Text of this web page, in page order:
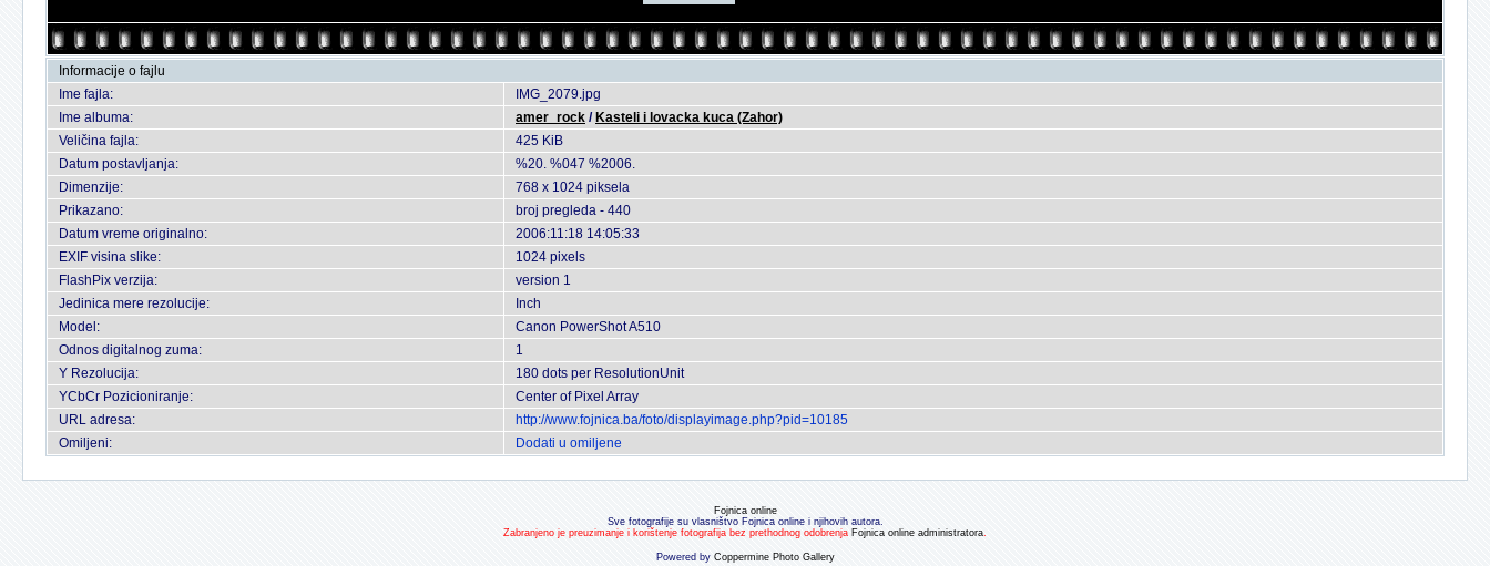
Informacije o fajlu
Ime fajla:
IMG_2079.jpg
Ime albuma:
amer_rock / Kasteli i lovacka kuca (Zahor)
Veličina fajla:
425 KiB
Datum postavljanja:
%20. %047 %2006.
Dimenzije:
768 x 1024 piksela
Prikazano:
broj pregleda - 440
Datum vreme originalno:
2006:11:18 14:05:33
EXIF visina slike:
1024 pixels
FlashPix verzija:
version 1
Jedinica mere rezolucije:
Inch
Model:
Canon PowerShot A510
Odnos digitalnog zuma:
1
Y Rezolucija:
180 dots per ResolutionUnit
YCbCr Pozicioniranje:
Center of Pixel Array
URL adresa:
http://www.fojnica.ba/foto/displayimage.php?pid=10185
Omiljeni:
Dodati u omiljene
Fojnica online
Sve fotografije su vlasništvo Fojnica online i njihovih autora.
Zabranjeno je preuzimanje i korištenje fotografija bez prethodnog odobrenja Fojnica online administratora.
Powered by Coppermine Photo Gallery